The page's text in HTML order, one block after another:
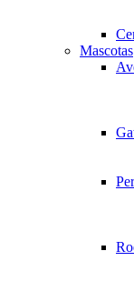
Mascotas